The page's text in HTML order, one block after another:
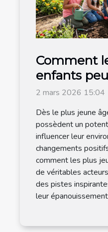
Comment
enfants
devenir
2 mars 2026 15:04
Dès le plus jeune
possèdent un
influencer leur
changements
comment les plus
de véritables
des pistes
leur